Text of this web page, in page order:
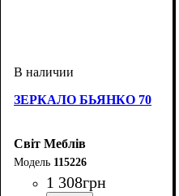
ЗЕРКАЛО БЬЯНКО 70
Світ Меблів
115226
1 308грн